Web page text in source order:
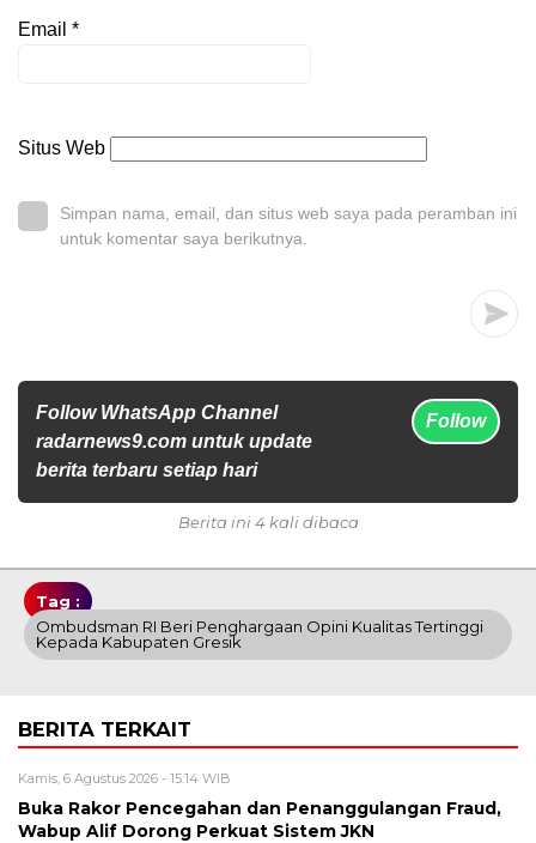
Email *
Situs Web
Simpan nama, email, dan situs web saya pada peramban ini
untuk komentar saya berikutnya.
Follow WhatsApp Channel
radarnews9.com untuk update
berita terbaru setiap hari
Follow
Berita ini 4 kali dibaca
Tag :
Ombudsman RI Beri Penghargaan Opini Kualitas Tertinggi
Kepada Kabupaten Gresik
BERITA TERKAIT
Kamis, 6 Agustus 2026 - 15:14 WIB
Buka Rakor Pencegahan dan Penanggulangan Fraud,
Wabup Alif Dorong Perkuat Sistem JKN